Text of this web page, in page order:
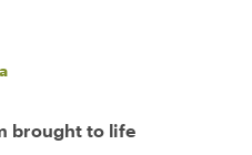
brought to life